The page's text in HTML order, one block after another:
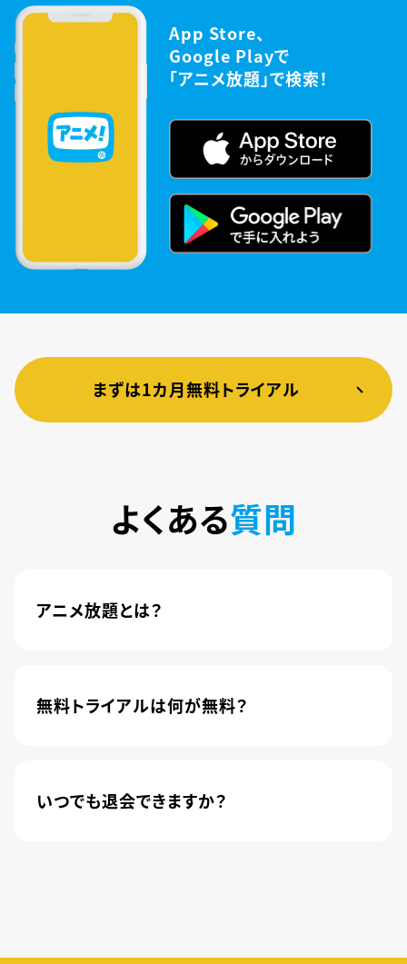
App Store、
Google Playで
「アニメ放題」で検索！
まずは1カ月無料トライアル
よくある質問
アニメ放題とは？
されました。
無料トライアルは何が無料？
いつでも退会できますか？